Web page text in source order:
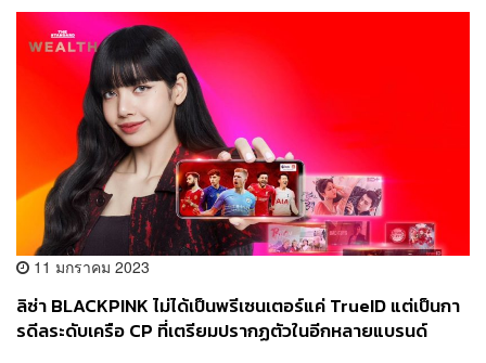
11 มกราคม 2023
ลิซ่า BLACKPINK ไม่ได้เป็นพรีเซนเตอร์แค่ TrueID แต่เป็นกา
รดีลระดับเครือ CP ที่เตรียมปรากฏตัวในอีกหลายแบรนด์